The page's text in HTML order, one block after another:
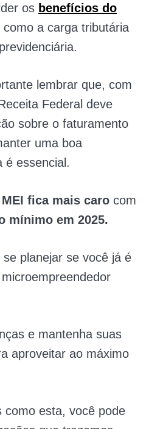
os benefícios do
como a carga tributária
lembrar que, com
Federal deve
sobre o faturamento
uma boa
é essencial.
MEI fica mais caro com
mínimo em 2025.
planejar se você já é
e mantenha suas
aproveitar ao máximo
como esta, você pode